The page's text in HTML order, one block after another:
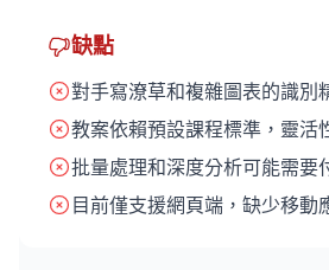
缺點
對手寫潦草和複雜圖表的識別
教案依賴預設課程標準，靈活
批量處理和深度分析可能需要
目前僅支援網頁端，缺少移動